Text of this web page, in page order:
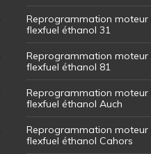
Reprogrammation moteur
flexfuel éthanol 31
Reprogrammation moteur
flexfuel éthanol 81
Reprogrammation moteur
flexfuel éthanol Auch
Reprogrammation moteur
flexfuel éthanol Cahors